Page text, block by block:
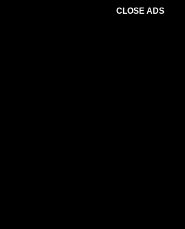
CLOSE ADS